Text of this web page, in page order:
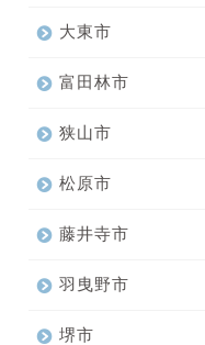
大東市
富田林市
狭山市
松原市
藤井寺市
羽曳野市
堺市